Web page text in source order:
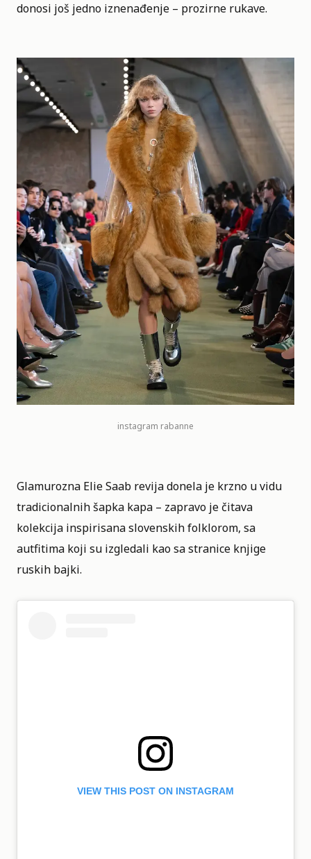
donosi još jedno iznenađenje – prozirne rukave.
instagram rabanne
Glamurozna Elie Saab revija donela je krzno u vidu
tradicionalnih šapka kapa – zapravo je čitava
kolekcija inspirisana slovenskih folklorom, sa
autfitima koji su izgledali kao sa stranice knjige
ruskih bajki.
VIEW THIS POST ON INSTAGRAM